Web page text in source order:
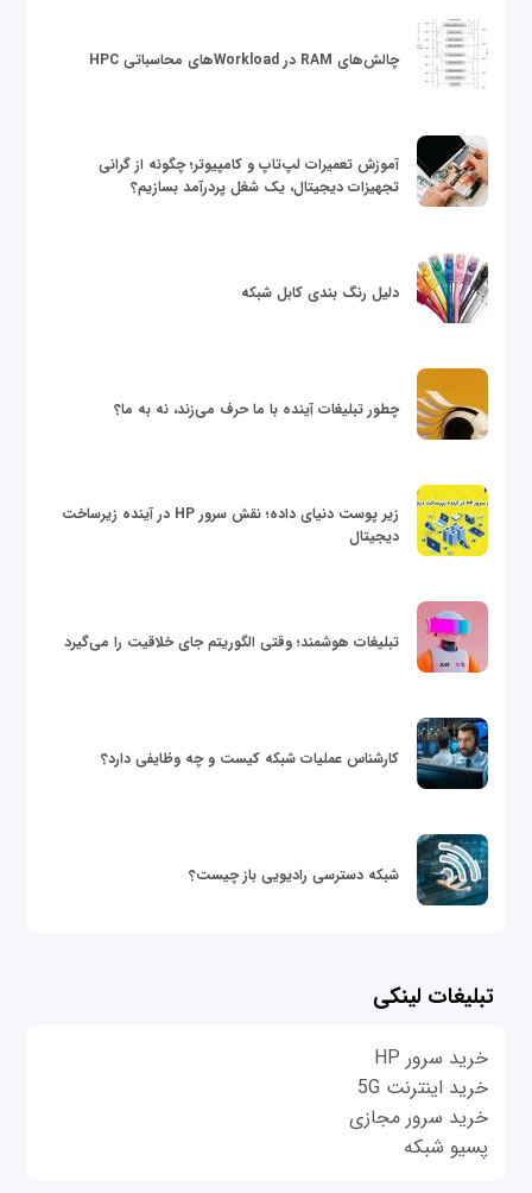
چالش‌های RAM در Workloadهای محاسباتی HPC
آموزش تعمیرات لپ‌تاپ و کامپیوتر؛ چگونه از گرانی
تجهیزات دیجیتال، یک شغل پردرآمد بسازیم؟
دلیل رنگ بندی کابل شبکه
چطور تبلیغات آینده با ما حرف می‌زند، نه به ما؟
زیر پوست دنیای داده؛ نقش سرور HP در آینده زیرساخت
دیجیتال
تبلیغات هوشمند؛ وقتی الگوریتم جای خلاقیت را می‌گیرد
کارشناس عملیات شبکه کیست و چه وظایفی دارد؟
شبکه دسترسی رادیویی باز چیست؟
تبلیغات لینکی
خرید سرور HP
خرید اینترنت 5G
خرید سرور مجازی
پسیو شبکه